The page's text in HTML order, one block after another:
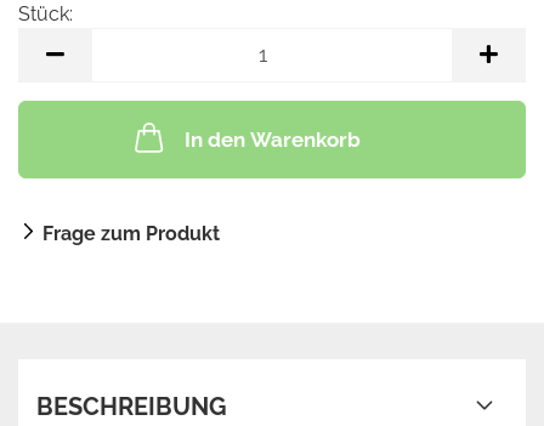
Stück:
In den Warenkorb
Frage zum Produkt
BESCHREIBUNG